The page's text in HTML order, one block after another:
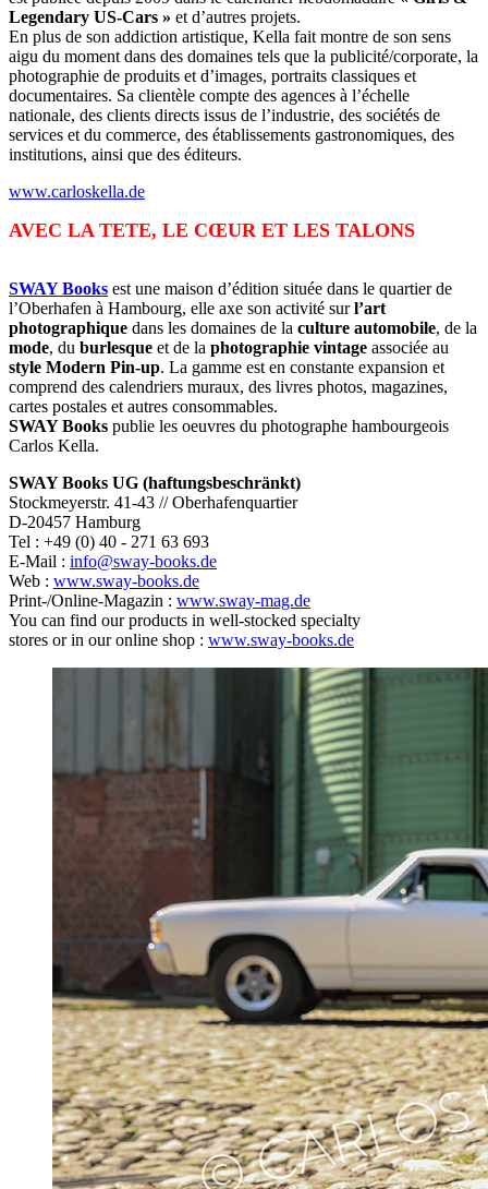
Legendary US-Cars » et d’autres projets.
En plus de son addiction artistique, Kella fait montre de son sens
aigu du moment dans des domaines tels que la publicité/corporate, la
photographie de produits et d’images, portraits classiques et
documentaires. Sa clientèle compte des agences à l’échelle
nationale, des clients directs issus de l’industrie, des sociétés de
services et du commerce, des établissements gastronomiques, des
institutions, ainsi que des éditeurs.
www.carloskella.de
AVEC LA TETE, LE CŒUR ET LES TALONS
SWAY Books est une maison d’édition située dans le quartier de
l’Oberhafen à Hambourg, elle axe son activité surl’art
photographique dans les domaines de la culture automobile, de la
mode, du burlesque et de la photographie vintage associée au
style Modern Pin-up. La gamme est en constante expansion et
comprend des calendriers muraux, des livres photos, magazines,
cartes postales et autres consommables.
SWAY Books publie les oeuvres du photographe hambourgeois
Carlos Kella.
SWAY Books UG (haftungsbeschränkt)
Stockmeyerstr. 41-43 // Oberhafenquartier
D-20457 Hamburg
Tel : +49 (0) 40 - 271 63 693
E-Mail : info@sway-books.de
Web : www.sway-books.de
Print-/Online-Magazin : www.sway-mag.de
You can find our products in well-stocked specialty
stores or in our online shop : www.sway-books.de